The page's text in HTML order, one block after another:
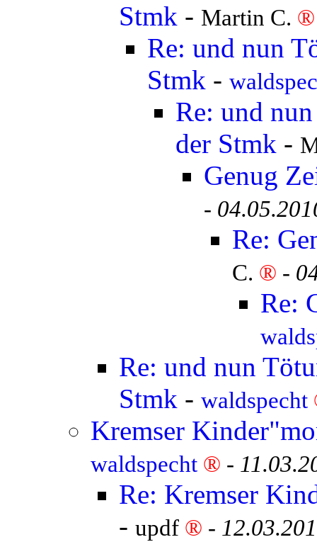
Stmk - Martin C. ®
Re: und nun
Stmk -
Re: und
der Stmk -
Genug
-
Re:
C. ® -
Re:
Re: und nun
Stmk - waldspecht
Kremser
waldspecht ® -
Re: Kremser
- updf ® -